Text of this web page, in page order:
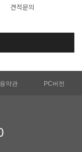
견적문의
약관 PC버전